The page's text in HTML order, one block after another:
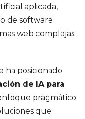
aplicada,
de software
web complejas.
ha posicionado
de IA para
pragmático:
que